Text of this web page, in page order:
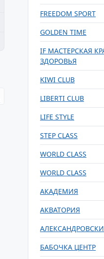
FREEDOM SPORT
GOLDEN TIME
IF МАСТЕРСКАЯ
ЗДОРОВЬЯ
KIWI CLUB
LIBERTI CLUB
LIFE STYLE
STEP CLASS
WORLD CLASS
WORLD CLASS
АКАДЕМИЯ
АКВАТОРИЯ
БАБОЧКА ЦЕНТР